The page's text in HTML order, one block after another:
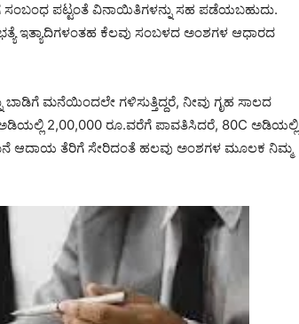
ಸಂಬಂಧ ಪಟ್ಟಂತೆ ವಿನಾಯಿತಿಗಳನ್ನು ಸಹ ಪಡೆಯಬಹುದು.
ಇತ್ಯಾದಿಗಳಂತಹ ಕೆಲವು ಸಂಬಳದ ಅಂಶಗಳ ಆಧಾರದ
ಬಾಡಿಗೆ ಮನೆಯಿಂದಲೇ ಗಳಿಸುತ್ತಿದ್ದರೆ, ನೀವು ಗೃಹ ಸಾಲದ
2,00,000 ರೂ.ವರೆಗೆ ಪಾವತಿಸಿದರೆ, 80C ಅಡಿಯಲ್ಲಿ
ಆದಾಯ ತೆರಿಗೆ ಸೇರಿದಂತೆ ಹಲವು ಅಂಶಗಳ ಮೂಲಕ ನಿಮ್ಮ